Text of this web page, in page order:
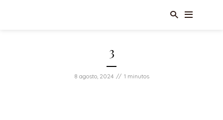
3
8 agosto, 2024 1 minutos